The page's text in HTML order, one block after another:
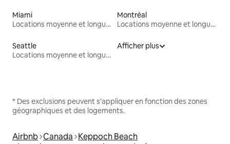
Miami
Locations moyenne et longue durée
Montréal
Locations moyenne et longue durée
Seattle
Locations moyenne et longue durée
Afficher plus
* Des exclusions peuvent s'appliquer en fonction des zones
géographiques et des logements.
Airbnb Canada Keppoch Beach